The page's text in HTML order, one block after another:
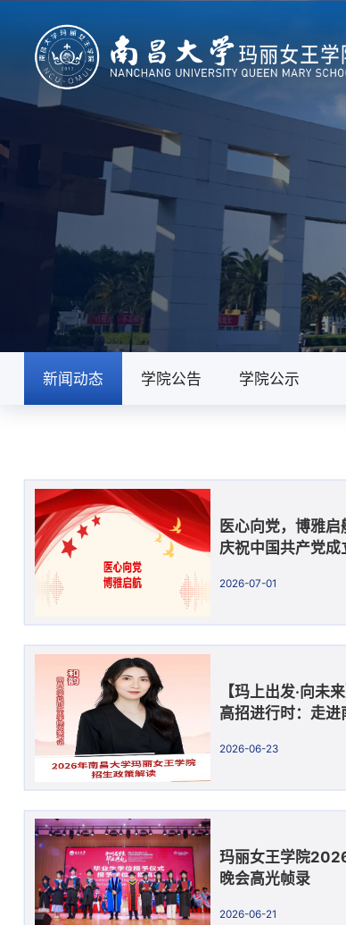
新闻动态 学院公告 学院公示
医心向党，博雅
庆祝中国共产党成
2026-07-01
【玛上出发·向未
高招进行时：走
2026-06-23
玛丽女王学院
晚会高光帧录
2026-06-21